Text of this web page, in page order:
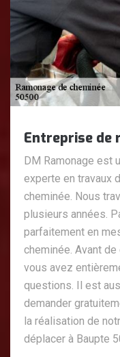
Entreprise de
DM Ramonage est
experte en travaux
cheminée. Nous
plusieurs années.
parfaitement en
cheminée. Avant
vous avez
questions. Il est
demander
la réalisation de
déplacer à Baupte